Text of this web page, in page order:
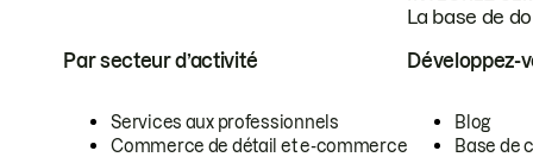
La base de
Par secteur d’activité
Services aux professionnels
Commerce de détail et e-commerce
Développez-
Blog
Base de